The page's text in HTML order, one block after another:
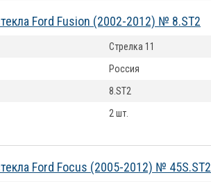
Ford Fusion (2002-2012) № 8.ST2
Стрелка 11
Россия
8.ST2
2 шт.
Ford Focus (2005-2012) № 45S.ST2